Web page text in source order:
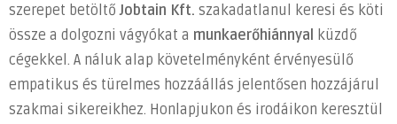
Jobtaintől
bejegyzéshez
szerepet betöltőJobtain Kft. szakadatlanul keresi és köti
össze a dolgozni vágyókat a munkaerőhiánnyal küzdő
cégekkel. A náluk alap követelményként érvényesülő
empatikus és türelmes hozzáállás jelentősen hozzájárul
szakmai sikereikhez. Honlapjukon és irodáikon keresztül